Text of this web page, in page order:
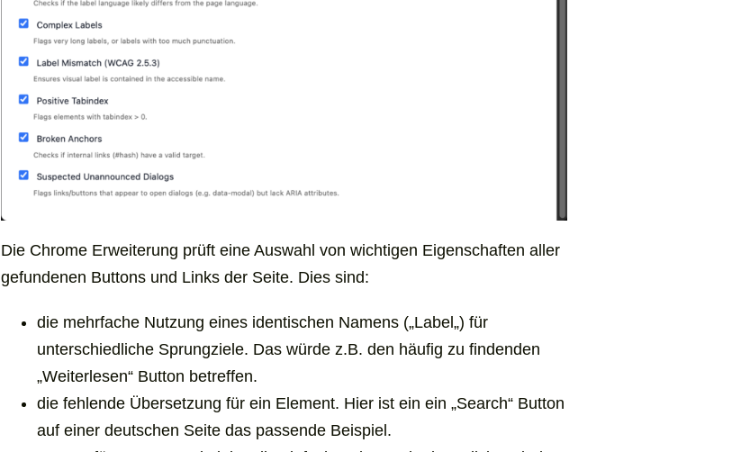
Die Chrome Erweiterung prüft eine Auswahl von wichtigen Eigenschaften aller
gefundenen Buttons und Links der Seite. Dies sind:
die mehrfache Nutzung eines identischen Namens („Label„) für
unterschiedliche Sprungziele. Das würde z.B. den häufig zu findenden
„Weiterlesen“ Button betreffen.
die fehlende Übersetzung für ein Element. Hier ist ein ein „Search“ Button
auf einer deutschen Seite das passende Beispiel.